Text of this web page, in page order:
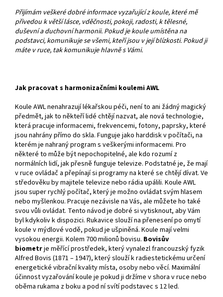
Přijímám veškeré dobré informace vyzařující z koule, které mě
přivedou k větší lásce, vděčnosti, pokoji, radosti, k tělesné,
duševní a duchovní harmonii. Pokud je koule umístěna na
podstavci, komunikuje se všemi, kteří jsou v její blízkosti. Pokud ji
máte v ruce, tak komunikuje hlavně s Vámi.
Jak pracovat s harmonizačními koulemi AWL
Koule AWL nenahrazují lékařskou péči, není to ani žádný magický
předmět, jak to někteří lidé chtějí nazvat, ale nová technologie,
která pracuje informacemi, frekvencemi, fotony, paprsky, které
jsou nahrány přímo do skla. Funguje jako harddisk v počítači, na
kterém je nahraný program s veškerými informacemi. Pro
některé to může být nepochopitelné, ale kdo rozumí z
normálních lidí, jak přesně funguje televize. Podstatné je, že mají
v ruce ovládač a přepínají si programy na které se chtějí dívat. Ve
středověku by majitele televize nebo rádia upálili. Koule AWL
jsou super rychlý počítač, který je možno ovládat svým hlasem
nebo myšlenkou. Pracuje nezávisle na Vás, ale můžete ho také
svou vůli ovládat. Tento návod je dobré si vytisknout, aby Vám
byl kdykoliv k dispozici. Rukavice slouží na přenesení po omytí
koule v mýdlové vodě, pokud je ušpiněná. Koule mají velmi
vysokou energii. Kolem 700 milionů bovisu. Bovisův
biometrje měřící prostředek, který vynalezl francouzský fyzik
Alfred Bovis (1871 – 1947), který slouží k radiestetickému určení
energetické vibrační kvality místa, osoby nebo věcí. Maximální
účinnost vyzařování koule je pokud ji držíme v shora v ruce nebo
oběma rukama z boku a pod ní svítí podstavec s 12 led.